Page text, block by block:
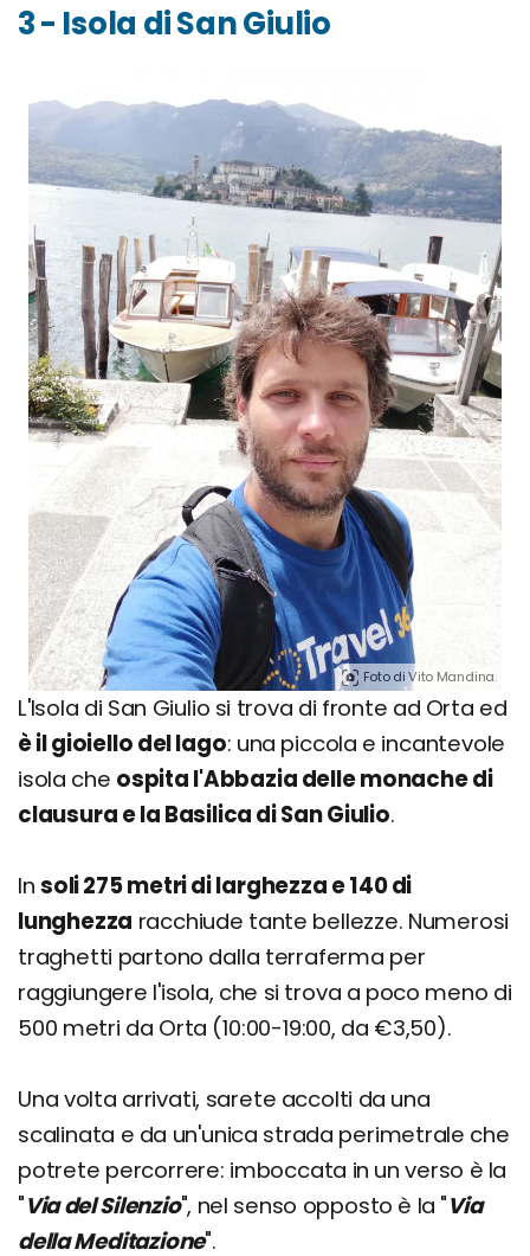
3 - Isola di San Giulio
Foto di Vito Mandina.
L'Isola di San Giulio si trova di fronte ad Orta ed
è il gioiello del lago: una piccola e incantevole
isola che ospita l'Abbazia delle monache di
clausura e la Basilica di San Giulio.
In soli 275 metri di larghezza e 140 di
lunghezza racchiude tante bellezze. Numerosi
traghetti partono dalla terraferma per
raggiungere l'isola, che si trova a poco meno di
500 metri da Orta (10:00-19:00, da €3,50).
Una volta arrivati, sarete accolti da una
scalinata e da un'unica strada perimetrale che
potrete percorrere: imboccata in un verso è la
"Via del Silenzio", nel senso opposto è la "Via
della Meditazione".